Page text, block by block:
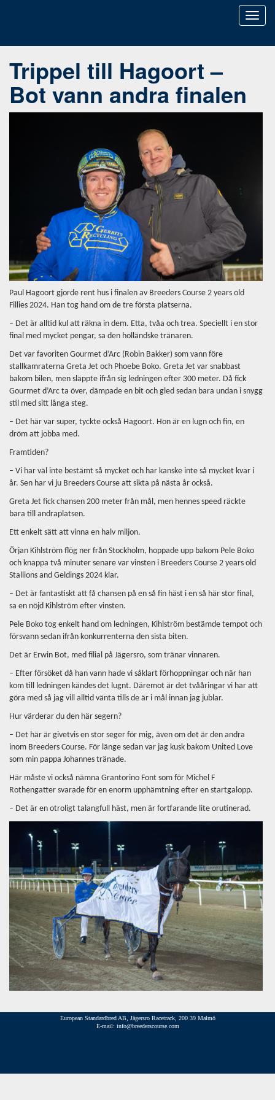
Toggle
Trippel till Hagoort –
Bot vann andra finalen
Paul Hagoort gjorde rent hus i finalen av Breeders Course 2 years old
Fillies 2024. Han tog hand om de tre första platserna.
– Det är alltid kul att räkna in dem. Etta, tvåa och trea. Speciellt i en stor
final med mycket pengar, sa den holländske tränaren.
Det var favoriten Gourmet d’Arc (Robin Bakker) som vann före
stallkamraterna Greta Jet och Phoebe Boko. Greta Jet var snabbast
bakom bilen, men släppte ifrån sig ledningen efter 300 meter. Då fick
Gourmet d’Arc ta över, dämpade en bit och gled sedan bara undan i snygg
stil med sitt långa steg.
– Det här var super, tyckte också Hagoort. Hon är en lugn och fin, en
dröm att jobba med.
Framtiden?
– Vi har väl inte bestämt så mycket och har kanske inte så mycket kvar i
år. Sen har vi ju Breeders Course att sikta på nästa år också.
Greta Jet fick chansen 200 meter från mål, men hennes speed räckte
bara till andraplatsen.
Ett enkelt sätt att vinna en halv miljon.
Örjan Kihlström flög ner från Stockholm, hoppade upp bakom Pele Boko
och knappa två minuter senare var vinsten i Breeders Course 2 years old
Stallions and Geldings 2024 klar.
– Det är fantastiskt att få chansen på en så fin häst i en så här stor final,
sa en nöjd Kihlström efter vinsten.
Pele Boko tog enkelt hand om ledningen, Kihlström bestämde tempot och
försvann sedan ifrån konkurrenterna den sista biten.
Det är Erwin Bot, med filial på Jägersro, som tränar vinnaren.
– Efter försöket då han vann hade vi såklart förhoppningar och när han
kom till ledningen kändes det lugnt. Däremot är det tvååringar vi har att
göra med så jag vill alltid vänta tills de är i mål innan jag jublar.
Hur värderar du den här segern?
– Det här är givetvis en stor seger för mig, även om det är den andra
inom Breeders Course. För länge sedan var jag kusk bakom United Love
som min pappa Johannes tränade.
Här måste vi också nämna Grantorino Font som för Michel F
Rothengatter svarade för en enorm upphämtning efter en startgalopp.
– Det är en otroligt talangfull häst, men är fortfarande lite orutinerad.
European Standardbred AB, Jägersro Racetrack, 200 39 Malmö
E-mail: info@breederscourse.com